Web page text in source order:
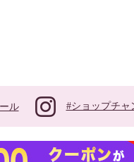
ル #ショップチャ